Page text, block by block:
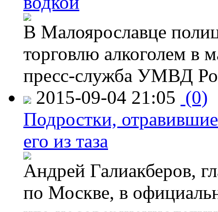
В Малоярославце
торговлю алкоголем в
пресс-служба УМВД
2015-09-04 21:05 (0)
Подростки,
его из таза
Андрей Галиакберов,
по Москве, в